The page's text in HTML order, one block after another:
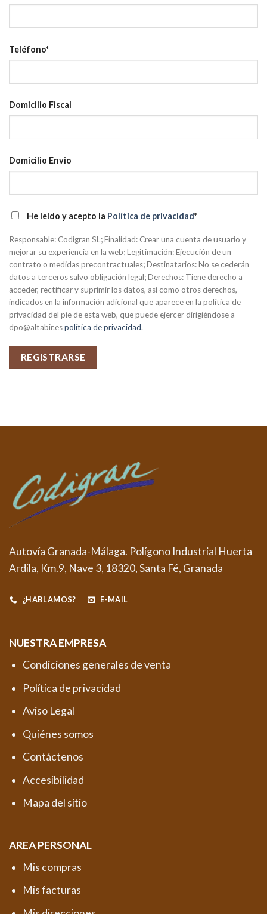
Teléfono*
Domicilio Fiscal
Domicilio Envio
He leído y acepto la Política de privacidad*
Responsable: Codigran SL; Finalidad: Crear una cuenta de usuario y
mejorar su experiencia en la web; Legitimación: Ejecución de un
contrato o medidas precontractuales; Destinatarios: No se cederán
datos a terceros salvo obligación legal; Derechos: Tiene derecho a
acceder, rectificar y suprimir los datos, así como otros derechos,
indicados en la información adicional que aparece en la política de
privacidad del pie de esta web, que puede ejercer dirigiéndose a
dpo@altabir.espolítica de privacidad.
REGISTRARSE
Autovía Granada-Málaga. Polígono Industrial Huerta
Ardila, Km.9, Nave 3, 18320, Santa Fé, Granada
¿HABLAMOS? E-MAIL
NUESTRA EMPRESA
Condiciones generales de venta
Política de privacidad
Aviso Legal
Quiénes somos
Contáctenos
Accesibilidad
Mapa del sitio
AREA PERSONAL
Mis compras
Mis facturas